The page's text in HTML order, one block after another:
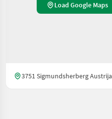
Load Google Maps
3751 Sigmundsherberg Austrija